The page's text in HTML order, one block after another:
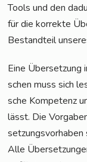
Tools und den
für die kor­rek­te
Bestand­teil
Eine Über­set­zung
schen muss sich
sche Kom­pe­tenz
lässt. Die
set­zungs­vor­ha­ben
Alle